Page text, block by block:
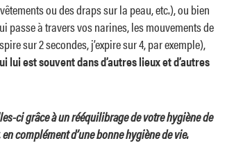
ou des draps sur la peau, etc.), ou bien
passe à travers vos narines, les mouvements de
sur 2 secondes, j’expire sur 4, par exemple),
est souvent dans d’autres lieux et d’autres
ci grâce à un rééquilibrage de votre hygiène de
complément d’une bonne hygiène de vie.